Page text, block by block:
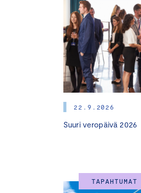
22.9.2026
Suuri veropäivä 2026
TAPAHTUMAT